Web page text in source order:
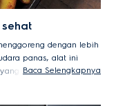
dengan lebih
panas, alat ini
lezat dengan lebih
Baca Selengkapnya